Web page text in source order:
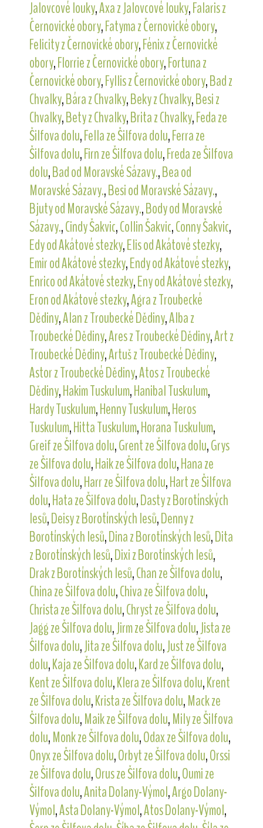
Jalovcové louky,Axa z Jalovcové louky,Falaris z
Černovické obory,Fatyma z Černovické obory,
Felicity z Černovické obory,Fénix z Černovické
obory,Florrie z Černovické obory,Fortuna z
Černovické obory,Fyllis z Černovické obory,Bad z
Chvalky,Bára z Chvalky,Beky z Chvalky,Besi z
Chvalky,Bety z Chvalky,Brita z Chvalky,Feda ze
Šilfova dolu,Fella ze Šilfova dolu,Ferra ze
Šilfova dolu,Firn ze Šilfova dolu,Freda ze Šilfova
dolu,Bad od Moravské Sázavy.,Bea od
Moravské Sázavy.,Besi od Moravské Sázavy.,
Bjuty od Moravské Sázavy.,Body od Moravské
Sázavy.,Cindy Šakvic,Collin Šakvic,Conny Šakvic,
Edy od Akátové stezky,Elis od Akátové stezky,
Emir od Akátové stezky,Endy od Akátové stezky,
Enrico od Akátové stezky,Eny od Akátové stezky,
Eron od Akátové stezky,Agra z Troubecké
Dědiny,Alan z Troubecké Dědiny,Alba z
Troubecké Dědiny,Ares z Troubecké Dědiny,Art z
Troubecké Dědiny,Artuš z Troubecké Dědiny,
Astor z Troubecké Dědiny,Atos z Troubecké
Dědiny,Hakim Tuskulum,Hanibal Tuskulum,
Hardy Tuskulum,Henny Tuskulum,Heros
Tuskulum,Hitta Tuskulum,Horana Tuskulum,
Greif ze Šilfova dolu,Grent ze Šilfova dolu,Grys
ze Šilfova dolu,Haik ze Šilfova dolu,Hana ze
Šilfova dolu,Harr ze Šilfova dolu,Hart ze Šilfova
dolu,Hata ze Šilfova dolu,Dasty z Borotínských
lesů,Deisy z Borotínských lesů,Denny z
Borotínských lesů,Dina z Borotínských lesů,Dita
z Borotínských lesů,Dixi z Borotínských lesů,
Drak z Borotínských lesů,Chan ze Šilfova dolu,
China ze Šilfova dolu,Chiva ze Šilfova dolu,
Christa ze Šilfova dolu,Chryst ze Šilfova dolu,
Jagg ze Šilfova dolu,Jirm ze Šilfova dolu,Jista ze
Šilfova dolu,Jita ze Šilfova dolu,Just ze Šilfova
dolu,Kaja ze Šilfova dolu,Kard ze Šilfova dolu,
Kent ze Šilfova dolu,Klera ze Šilfova dolu,Krent
ze Šilfova dolu,Krista ze Šilfova dolu,Mack ze
Šilfova dolu,Maik ze Šilfova dolu,Mily ze Šilfova
dolu,Monk ze Šilfova dolu,Odax ze Šilfova dolu,
Onyx ze Šilfova dolu,Orbyt ze Šilfova dolu,Orssi
ze Šilfova dolu,Orus ze Šilfova dolu,Oumi ze
Šilfova dolu,Anita Dolany-Výmol,Argo Dolany-
Výmol,Asta Dolany-Výmol,Atos Dolany-Výmol,